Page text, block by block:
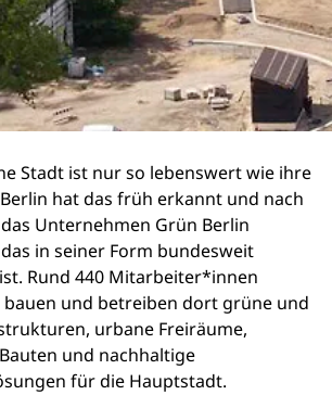
Stadt ist nur so lebenswert wie ihre
hat das früh erkannt und nach
Unternehmen Grün Berlin
in seiner Form bundesweit
Rund 440 Mitarbeiter*innen
und betreiben dort grüne und
urbane Freiräume,
und nachhaltige
für die Hauptstadt.